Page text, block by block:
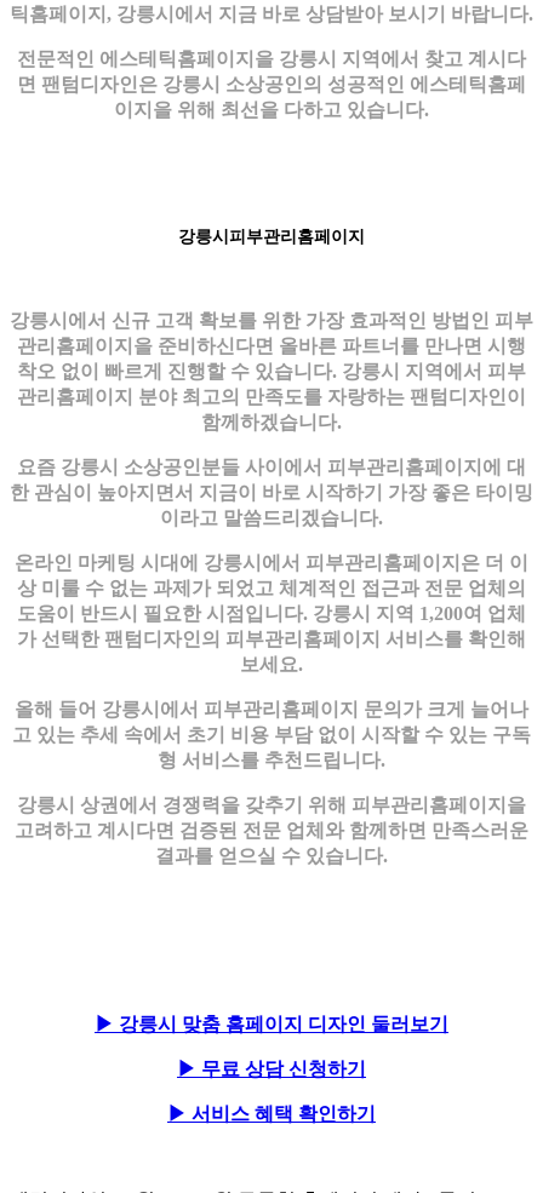
틱홈페이지, 강릉시에서 지금 바로 상담받아 보시기 바랍니다.
전문적인 에스테틱홈페이지을 강릉시 지역에서 찾고 계시다
면 팬텀디자인은 강릉시 소상공인의 성공적인 에스테틱홈페
이지을 위해 최선을 다하고 있습니다.
강릉시피부관리홈페이지
강릉시에서 신규 고객 확보를 위한 가장 효과적인 방법인 피부
관리홈페이지을 준비하신다면 올바른 파트너를 만나면 시행
착오 없이 빠르게 진행할 수 있습니다. 강릉시 지역에서 피부
관리홈페이지 분야 최고의 만족도를 자랑하는 팬텀디자인이
함께하겠습니다.
요즘 강릉시 소상공인분들 사이에서 피부관리홈페이지에 대
한 관심이 높아지면서 지금이 바로 시작하기 가장 좋은 타이밍
이라고 말씀드리겠습니다.
온라인 마케팅 시대에 강릉시에서 피부관리홈페이지은 더 이
상 미룰 수 없는 과제가 되었고 체계적인 접근과 전문 업체의
도움이 반드시 필요한 시점입니다. 강릉시 지역 1,200여 업체
가 선택한 팬텀디자인의 피부관리홈페이지 서비스를 확인해
보세요.
올해 들어 강릉시에서 피부관리홈페이지 문의가 크게 늘어나
고 있는 추세 속에서 초기 비용 부담 없이 시작할 수 있는 구독
형 서비스를 추천드립니다.
강릉시 상권에서 경쟁력을 갖추기 위해 피부관리홈페이지을
고려하고 계시다면 검증된 전문 업체와 함께하면 만족스러운
결과를 얻으실 수 있습니다.
▶ 강릉시 맞춤 홈페이지 디자인 둘러보기
▶ 무료 상담 신청하기
▶ 서비스 혜택 확인하기